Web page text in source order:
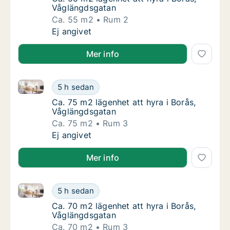
Våglängdsgatan
Ca. 55 m2
Rum 2
Ca. 55 m2 lägenhet att hyra i Borås,
Ej angivet
Mer info
Ca. 75 m2 lägenhet att hyra i Borås,
5 h sedan
Ca. 75 m2 lägenhet att hyra i Borås, Våglängdsgatan
Ca. 75 m2 lägenhet att hyra i Borås,
Ca. 75 m2 lägenhet att hyra i Borås,
Våglängdsgatan
Ca. 75 m2
Rum 3
Ca. 75 m2 lägenhet att hyra i Borås,
Ej angivet
Mer info
Ca. 70 m2 lägenhet att hyra i Borås,
5 h sedan
Ca. 70 m2 lägenhet att hyra i Borås, Våglängdsgatan
Ca. 70 m2 lägenhet att hyra i Borås,
Ca. 70 m2 lägenhet att hyra i Borås,
Våglängdsgatan
Ca. 70 m2
Rum 3